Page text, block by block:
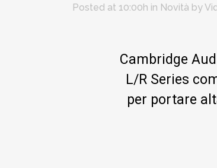
Posted at 10:00h in Novità by
Cambridge
L/R Series
per portare